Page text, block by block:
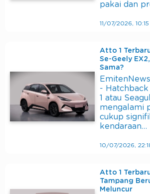
pakai dan
11/07/2026,
Atto 1
Se-Geely
Sama?
-
1 atau
mengalami
cukup
kendaraan…
10/07/2026,
Atto 1
Tampang
Meluncur